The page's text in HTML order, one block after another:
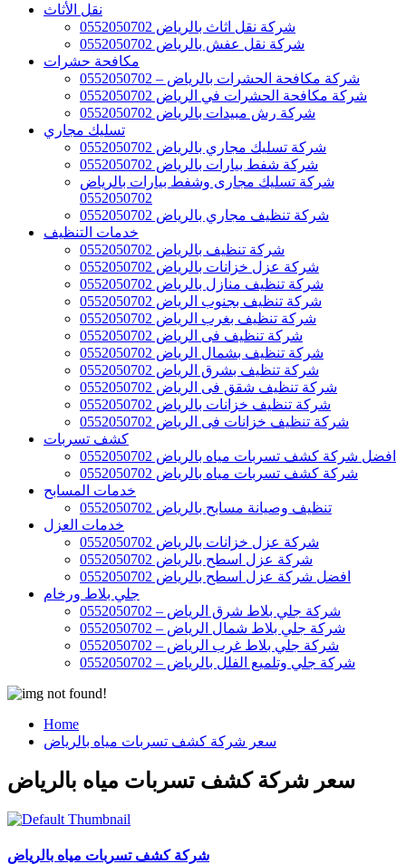
نقل الأثاث
شركة نقل اثاث بالرياض 0552050702
شركة نقل عفش بالرياض 0552050702
مكافحة حشرات
شركة مكافحة الحشرات بالرياض – 0552050702
شركة مكافحة الحشرات في الرياض 0552050702
شركة رش مبيدات بالرياض 0552050702
تسليك مجاري
شركة تسليك مجاري بالرياض 0552050702
شركة شفط بيارات بالرياض 0552050702
شركة تسليك مجارى وشفط بيارات بالرياض
0552050702
شركة تنظيف مجاري بالرياض 0552050702
خدمات التنظيف
شركة تنظيف بالرياض 0552050702
شركة عزل خزانات بالرياض 0552050702
شركة تنظيف منازل بالرياض 0552050702
شركة تنظيف بجنوب الرياض 0552050702
شركة تنظيف بغرب الرياض 0552050702
شركة تنظيف فى الرياض 0552050702
شركة تنظيف بشمال الرياض 0552050702
شركة تنظيف بشرق الرياض 0552050702
شركة تنظيف شقق فى الرياض 0552050702
شركة تنظيف خزانات بالرياض 0552050702
شركة تنظيف خزانات فى الرياض 0552050702
كشف تسربات
افضل شركة كشف تسربات مياه بالرياض 0552050702
شركة كشف تسربات مياه بالرياض 0552050702
خدمات المسابح
تنظيف وصيانة مسابح بالرياض 0552050702
خدمات العزل
شركة عزل خزانات بالرياض 0552050702
شركة عزل اسطح بالرياض 0552050702
افضل شركة عزل اسطح بالرياض 0552050702
جلي بلاط ورخام
شركة جلي بلاط شرق الرياض – 0552050702
شركة جلي بلاط شمال الرياض – 0552050702
شركة جلي بلاط غرب الرياض – 0552050702
شركة جلي وتلميع الفلل بالرياض – 0552050702
Home
سعر شركة كشف تسربات مياه بالرياض
سعر شركة كشف تسربات مياه بالرياض
شركة كشف تسربات مياه بالرياض